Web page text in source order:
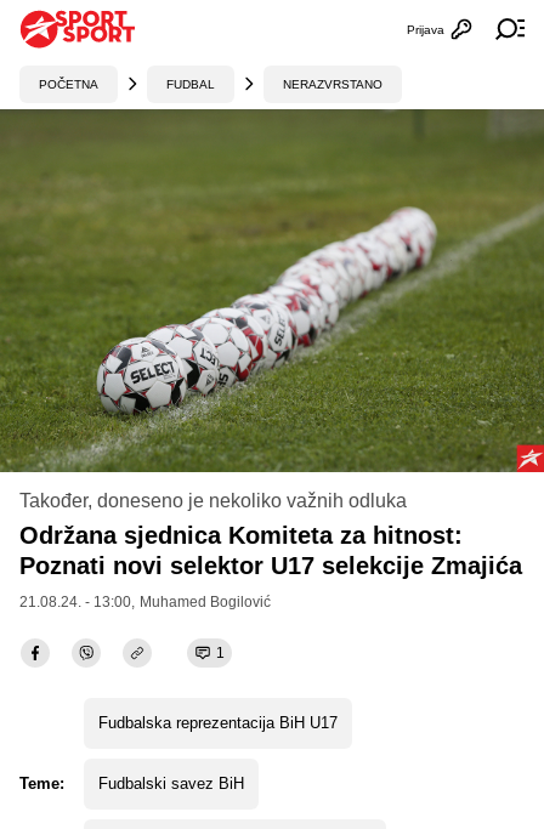
Otvori
Prijava
POČETNA FUDBAL NERAZVRSTANO
Također, doneseno je nekoliko važnih odluka
Održana sjednica Komiteta za hitnost:
Poznati novi selektor U17 selekcije Zmajića
21.08.24. - 13:00, Muhamed Bogilović
1
Teme:
Fudbalska reprezentacija BiH U17
Fudbalski savez BiH